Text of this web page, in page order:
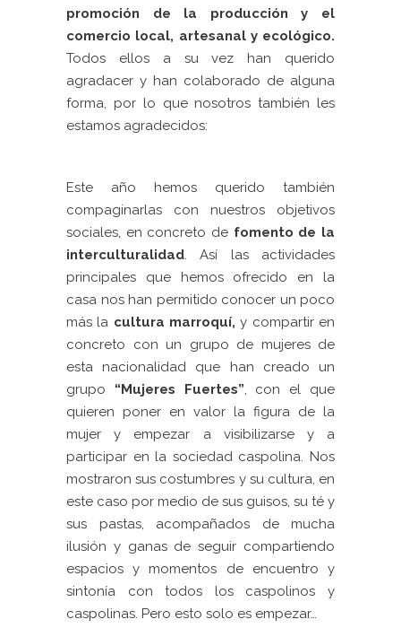
promoción de la producción y el
comercio local, artesanal y ecológico.
Todos ellos a su vez han querido
agradacer y han colaborado de alguna
forma, por lo que nosotros también les
estamos agradecidos:
Este año hemos querido también
compaginarlas con nuestros objetivos
sociales, en concreto de fomento de la
interculturalidad. Así las actividades
principales que hemos ofrecido en la
casa nos han permitido conocer un poco
más la cultura marroquí, y compartir en
concreto con un grupo de mujeres de
esta nacionalidad que han creado un
grupo “Mujeres Fuertes”, con el que
quieren poner en valor la figura de la
mujer y empezar a visibilizarse y a
participar en la sociedad caspolina. Nos
mostraron sus costumbres y su cultura, en
este caso por medio de sus guisos, su té y
sus pastas, acompañados de mucha
ilusión y ganas de seguir compartiendo
espacios y momentos de encuentro y
sintonía con todos los caspolinos y
caspolinas. Pero esto solo es empezar…